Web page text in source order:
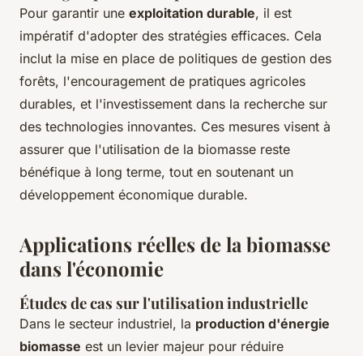
Pour garantir une exploitation durable, il est
impératif d'adopter des stratégies efficaces. Cela
inclut la mise en place de politiques de gestion des
forêts, l'encouragement de pratiques agricoles
durables, et l'investissement dans la recherche sur
des technologies innovantes. Ces mesures visent à
assurer que l'utilisation de la biomasse reste
bénéfique à long terme, tout en soutenant un
développement économique durable.
Applications réelles de la biomasse
dans l'économie
Études de cas sur l'utilisation industrielle
Dans le secteur industriel, la production d'énergie
biomasse est un levier majeur pour réduire